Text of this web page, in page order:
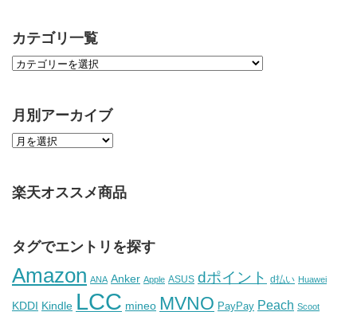
カテゴリ一覧
月別アーカイブ
楽天オススメ商品
タグでエントリを探す
Amazon ANA Anker Apple ASUS dポイント d払い Huawei
KDDI Kindle LCC mineo MVNO PayPay Peach Scoot